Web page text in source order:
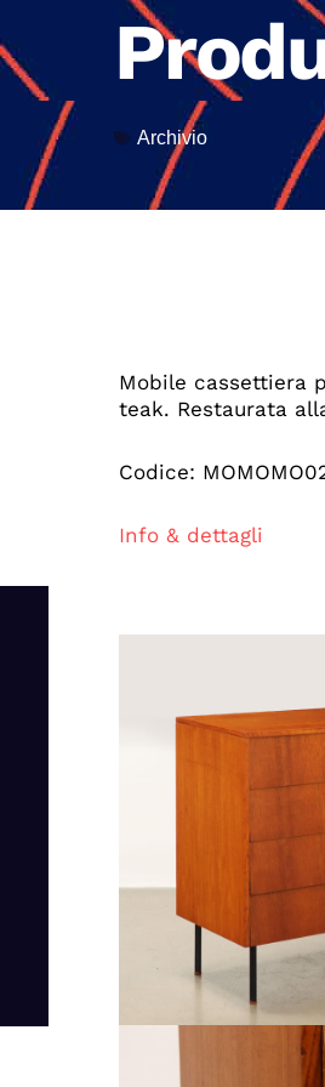
Archivio
Mobile cassettiera
teak. Restaurata
Codice:
Info & dettagli